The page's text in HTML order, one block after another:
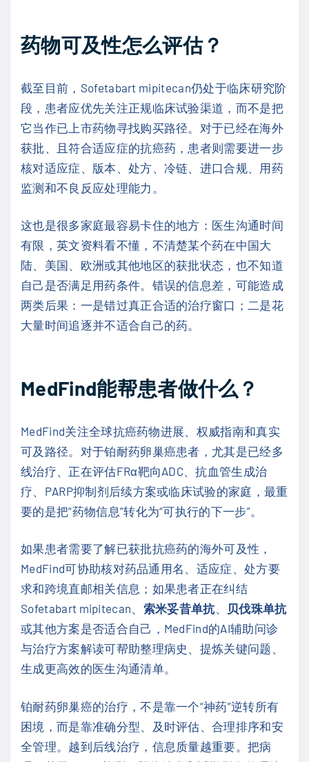
药物可及性怎么评估？
截至目前，Sofetabart mipitecan仍处于临床研究阶
段，患者应优先关注正规临床试验渠道，而不是把
它当作已上市药物寻找购买路径。对于已经在海外
获批、且符合适应症的抗癌药，患者则需要进一步
核对适应症、版本、处方、冷链、进口合规、用药
监测和不良反应处理能力。
这也是很多家庭最容易卡住的地方：医生沟通时间
有限，英文资料看不懂，不清楚某个药在中国大
陆、美国、欧洲或其他地区的获批状态，也不知道
自己是否满足用药条件。错误的信息差，可能造成
两类后果：一是错过真正合适的治疗窗口；二是花
大量时间追逐并不适合自己的药。
MedFind能帮患者做什么？
MedFind关注全球抗癌药物进展、权威指南和真实
可及路径。对于铂耐药卵巢癌患者，尤其是已经多
线治疗、正在评估FRα靶向ADC、抗血管生成治
疗、PARP抑制剂后续方案或临床试验的家庭，最重
要的是把“药物信息”转化为“可执行的下一步”。
如果患者需要了解已获批抗癌药的海外可及性，
MedFind可协助核对药品通用名、适应症、处方要
求和跨境直邮相关信息；如果患者正在纠结
Sofetabart mipitecan、 索米妥昔单抗、
贝伐珠单抗
或其他方案是否适合自己，MedFind的AI辅助问诊
与治疗方案解读可帮助整理病史、提炼关键问题、
生成更高效的医生沟通清单。
铂耐药卵巢癌的治疗，不是靠一个“神药”逆转所有
困境，而是靠准确分型、及时评估、合理排序和安
全管理。越到后线治疗，信息质量越重要。把病